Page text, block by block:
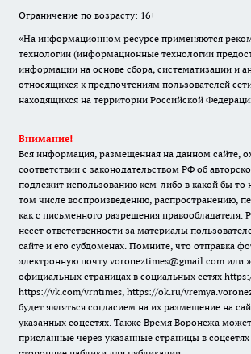
Ограничение по возрасту: 16+
«На информационном ресурсе применяются
технологии (информационные технологии
информации на основе сбора, систематизации и
относящихся к предпочтениям пользователей
находящихся на территории Российской
Внимание!
Вся информация, размещенная на данном сайте,
соответствии с законодательством РФ об
подлежит использованию кем-либо в какой бы
том числе воспроизведению, распространению,
как с письменного разрешения правообладателя.
несет ответственности за материалы
сайте и его субдоменах. Помните, что отправка
электронную почту voroneztimes@gmail.com или
официальных страницах в социальных сетях
https://vk.com/vrntimes, https://ok.ru/
будет являться согласием на их размещение на
указанных соцсетях. Также Время Воронежа
присланные через указанные страницы в